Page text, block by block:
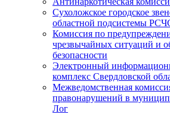
Сухоложское городское
областной подсистемы
Комиссия по
чрезвычайных ситуаций и
безопасности
Электронный
комплекс Cвердловской
Межведомственная
правонарушений в
Лог